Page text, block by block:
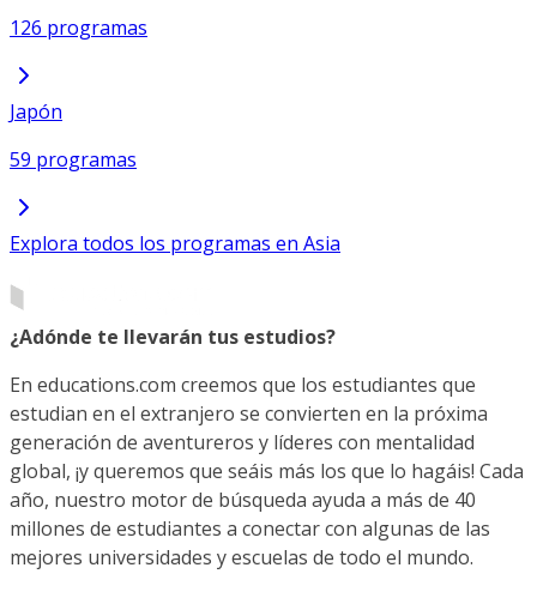
126 programas
Japón
59 programas
Explora todos los programas en Asia
¿Adónde te llevarán tus estudios?
En educations.com creemos que los estudiantes que
estudian en el extranjero se convierten en la próxima
generación de aventureros y líderes con mentalidad
global, ¡y queremos que seáis más los que lo hagáis! Cada
año, nuestro motor de búsqueda ayuda a más de 40
millones de estudiantes a conectar con algunas de las
mejores universidades y escuelas de todo el mundo.